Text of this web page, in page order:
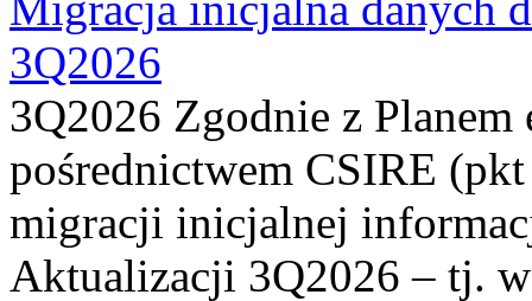
3Q2026
3Q2026 Zgodnie z
pośrednictwem CSIRE
migracji inicjalnej
Aktualizacji 3Q2026 – tj.